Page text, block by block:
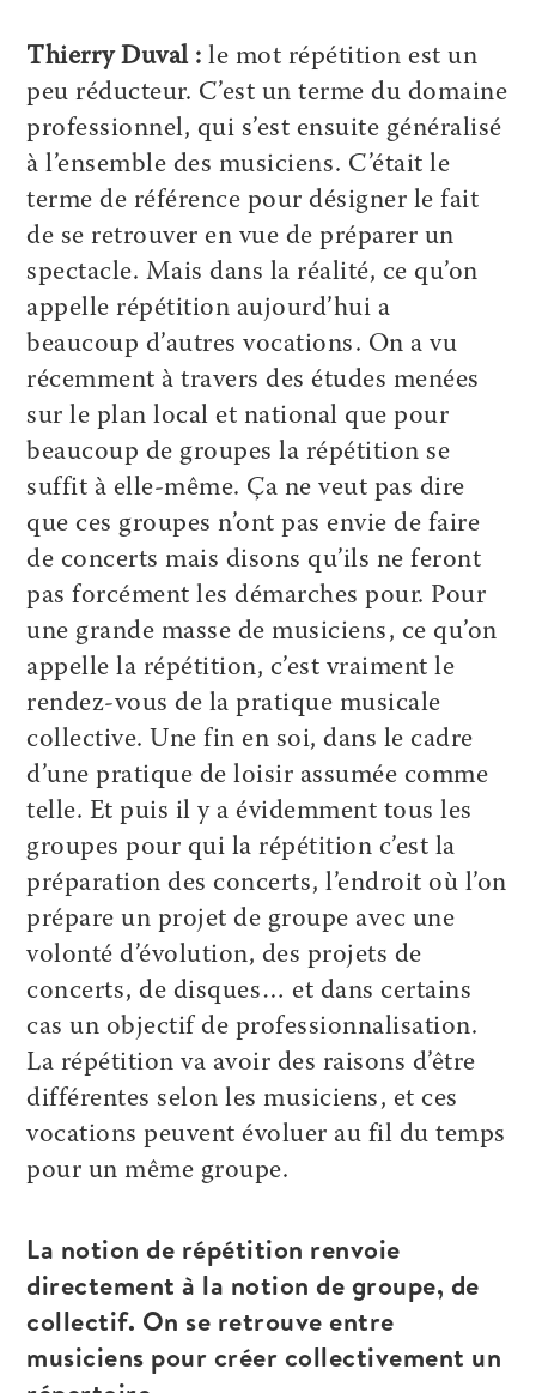
Thierry Duval : le mot répétition est un
peu réducteur. C’est un terme du domaine
professionnel, qui s’est ensuite généralisé
à l’ensemble des musiciens. C’était le
terme de référence pour désigner le fait
de se retrouver en vue de préparer un
spectacle. Mais dans la réalité, ce qu’on
appelle répétition aujourd’hui a
beaucoup d’autres vocations. On a vu
récemment à travers des études menées
sur le plan local et national que pour
beaucoup de groupes la répétition se
suffit à elle-même. Ça ne veut pas dire
que ces groupes n’ont pas envie de faire
de concerts mais disons qu’ils ne feront
pas forcément les démarches pour. Pour
une grande masse de musiciens, ce qu’on
appelle la répétition, c’est vraiment le
rendez-vous de la pratique musicale
collective. Une fin en soi, dans le cadre
d’une pratique de loisir assumée comme
telle. Et puis il y a évidemment tous les
groupes pour qui la répétition c’est la
préparation des concerts, l’endroit où l’on
prépare un projet de groupe avec une
volonté d’évolution, des projets de
concerts, de disques… et dans certains
cas un objectif de professionnalisation.
La répétition va avoir des raisons d’être
différentes selon les musiciens, et ces
vocations peuvent évoluer au fil du temps
pour un même groupe.
La notion de répétition renvoie
directement à la notion de groupe, de
collectif. On se retrouve entre
musiciens pour créer collectivement un